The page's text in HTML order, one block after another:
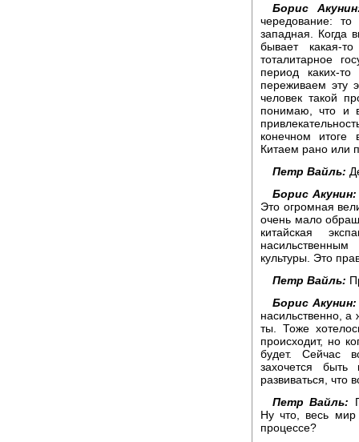
Борис
чередование:
западная. Когда
бывает какая-
тоталитарное
период каких-
переживаем эту
человек такой
понимаю, что и
конечном итоге
Китаем рано или
Петр Вайль:
Борис Акунин:
Это огромная
очень мало
китайская
культуры. Это
Петр Вайль:
Борис Акунин:
насильственно, а
ты. Тоже
происходит, но
будет. Сейчас
захочется
развиваться, что
Петр Вайль:
Ну что, весь
процессе?